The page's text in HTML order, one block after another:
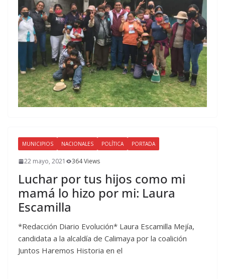
MUNICIPIOS NACIONALES POLÍTICA PORTADA
22 mayo, 2021 364 Views
Luchar por tus hijos como mi
mamá lo hizo por mi: Laura
Escamilla
*Redacción Diario Evolución* Laura Escamilla Mejía,
candidata a la alcaldía de Calimaya por la coalición
Juntos Haremos Historia en el